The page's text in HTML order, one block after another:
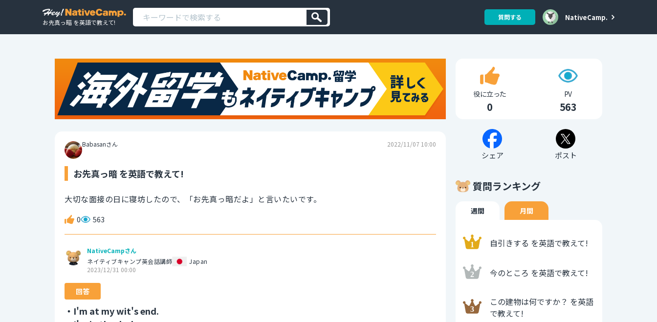
お先真っ暗 を英語で教えて!
質問する NativeCamp.
Babasanさん 2022/11/07 10:00
お先真っ暗 を英語で教えて!
大切な面接の日に寝坊したので、「お先真っ暗だよ」と言いたいです。
0 563
NativeCampさん
ネイティブキャンプ英会話講師
Japan
2023/12/31 00:00
回答
・I'm at my wit's end.
役に立った
0
PV
563
シェア ポスト
質問ランキング
週間 月間
自引きする を英語で教えて!
今のところ を英語で教えて!
この建物は何ですか？ を英語
で教えて!